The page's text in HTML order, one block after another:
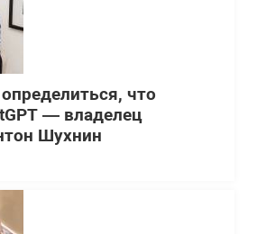
что
— владелец
Шухнин